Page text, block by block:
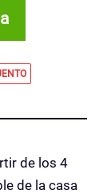
de los 4
de la casa